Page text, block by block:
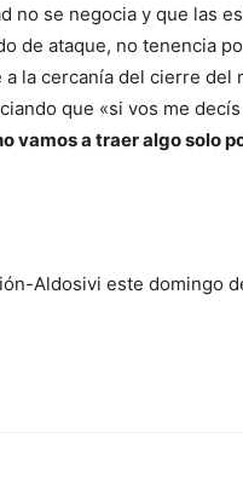
no se negocia y que las
de ataque, no tenencia
la cercanía del cierre del
que «si vos me
vamos a traer algo solo
-Aldosivi este domingo